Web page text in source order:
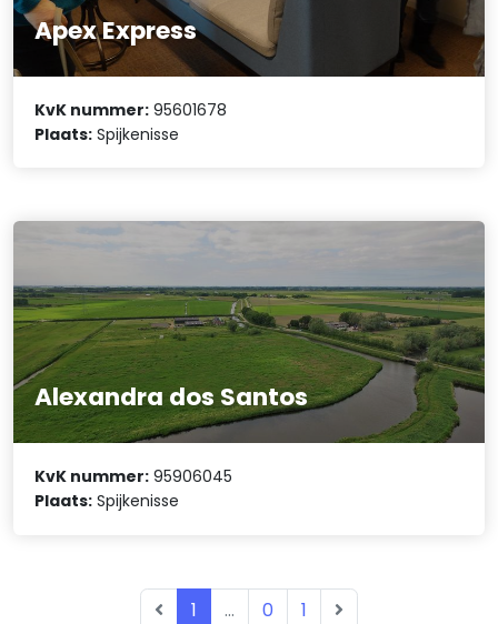
Apex Express
KvK nummer: 95601678
Plaats: Spijkenisse
Alexandra dos Santos
KvK nummer: 95906045
Plaats: Spijkenisse
1 ... 0 1